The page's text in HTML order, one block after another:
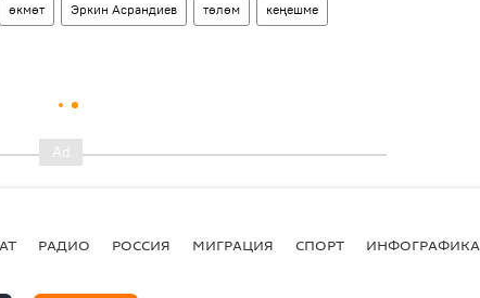
өкмөт Эркин Асрандиев төлөм кеңешме
РАДИО РОССИЯ МИГРАЦИЯ СПОРТ ИНФОГРАФИКА